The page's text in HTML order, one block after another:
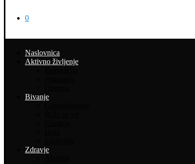
0
Naslovnica
Aktivno življenje
Bivanje
Zdravje